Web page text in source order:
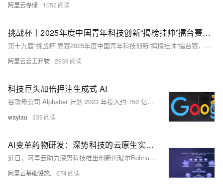
阿里云存储 1052
挑战杯丨2025年度中国青年科技创新“揭榜挂帅”擂台赛阿里云榜题发布！用AI助力乡村振兴丨云工开物
第十九届“挑战杯”竞赛2025年度中国青年科技创新“揭榜挂帅”擂台赛，由阿里巴巴公益、阿里云等主办。赛事以AI技术助力乡村振兴为主题，鼓励高校师生设计长虹乡特色文创产品、农特产品包装等。作品需紧扣开化特色。评选标准涵盖创意、文化呈现和技术应用等方面。比赛设擂主奖及多项奖项。报名截止至2025年6月30日，作品提交截止至8月15日。
阿里云云工开物 2938
科技巨头加倍押注生成式 AI
谷歌母公司 Alphabet 计划 2023 年投入约 750 亿美元用于资本支出，主要用于数据中心扩建、芯片与服务器采购，支持核心业务及 AI 服务发展。CEO 皮查伊强调，此举将提升搜索等领域的竞争力，并推动 Gemini 等生成式 AI 模型进步。尽管经济形势不明朗，谷歌仍对 AI 领域充满信心，认为其投资将惠及消费者与企业客户。同时，微软与 Meta 等巨头也在加大 AI 基础设施投入，竞争激烈。普通人可从学习 AI 技能、结合自身领域、利用工具提效等方面抓住 AI 时代的机遇。相关学习资源包括《跟老卫学 AI 大模型开发》教程及 HarmonyOS NEXT+AI 课程。
waylau 339
AI变革药物研发：深势科技的云原生实践之路
近日，阿里云助力深势科技推出创新的玻尔Bohrium®科研云平台和Hermite®药物计算设计平台，并持续完善。
阿里云基础设施. 674